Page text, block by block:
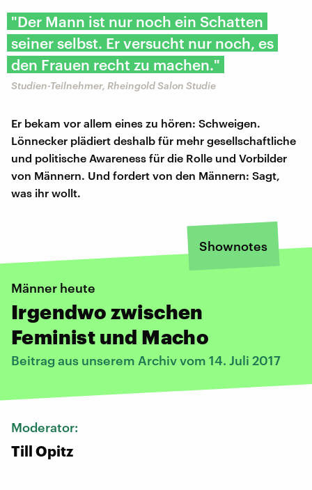
"Der Mann ist nur noch ein Schatten
seiner selbst. Er versucht nur noch, es
den Frauen recht zu machen."
Studien-Teilnehmer, Rheingold Salon Studie
Er bekam vor allem eines zu hören: Schweigen.
Lönnecker plädiert deshalb für mehr gesellschaftliche
und politische Awareness für die Rolle und Vorbilder
von Männern. Und fordert von den Männern: Sagt,
was ihr wollt.
Shownotes
Männer heute
Irgendwo zwischen
Feminist und Macho
Beitrag aus unserem Archiv vom 14. Juli 2017
Moderator:
Till Opitz